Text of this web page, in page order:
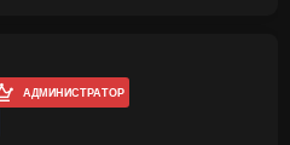
АДМИНИСТРАТОР